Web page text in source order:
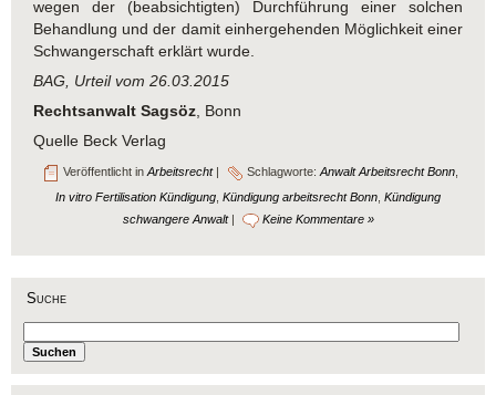
Suche
wegen der (beabsichtigten) Durchführung einer solchen
Behandlung und der damit einhergehenden Möglichkeit einer
Schwangerschaft erklärt wurde.
BAG, Urteil vom 26.03.2015
Rechtsanwalt Sagsöz, Bonn
Quelle Beck Verlag
Veröffentlicht inArbeitsrecht| Schlagworte:Anwalt Arbeitsrecht Bonn,
In vitro Fertilisation Kündigung Kündigung arbeitsrecht Bonn Kündigung
schwangere Anwalt| Keine Kommentare »